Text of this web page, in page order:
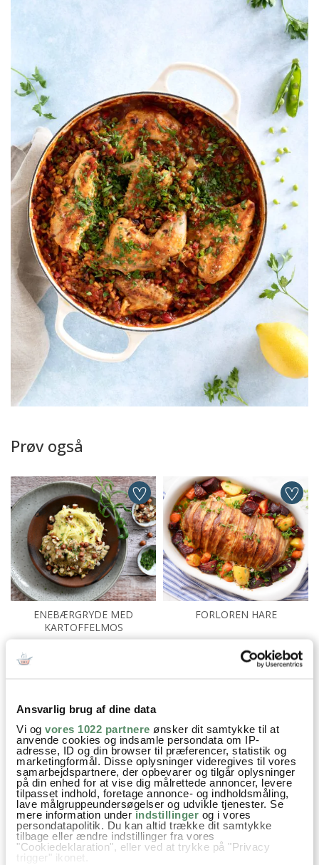
Ansvarlig brug af dine data
Vi og vores 1022 partnere ønsker dit samtykke til at
anvende cookies og indsamle persondata om IP-
adresse, ID og din browser til præferencer, statistik og
marketingformål. Disse oplysninger videregives til vores
samarbejdspartnere, der opbevarer og tilgår oplysninger
på din enhed for at vise dig målrettede annoncer, levere
tilpasset indhold, foretage annonce- og indholdsmåling,
lave målgruppeundersøgelser og udvikle tjenester. Se
mere information underindstillinger og i vores
persondatapolitik. Du kan altid trække dit samtykke
tilbage eller ændre indstillinger fra vores
"Cookiedeklaration", eller ved at trykke på "Privacy
trigger" ikonet.
Prøv også
ENEBÆRGRYDE MED
KARTOFFELMOS
FORLOREN HARE
Opskrifter Spansk mad Chorizo
Safran Paprika Hvidvin Bouillon Hvidløg
Bladselleri Peberfrugt Hakkede tomater Tomatpuré
Ærter Persille